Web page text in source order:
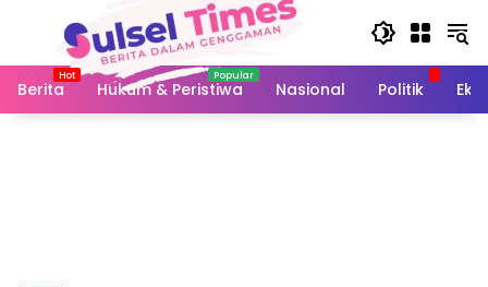
Berita
Hukum & Peristiwa Nasional Politik